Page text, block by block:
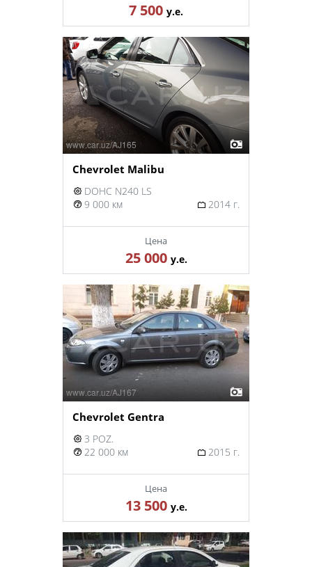
7 500 у.е.
Chevrolet Malibu
DOHC N240 LS
9 000 км
2014 г.
Цена
25 000 у.е.
Chevrolet Gentra
3 POZ.
22 000 км
2015 г.
Цена
13 500 у.е.